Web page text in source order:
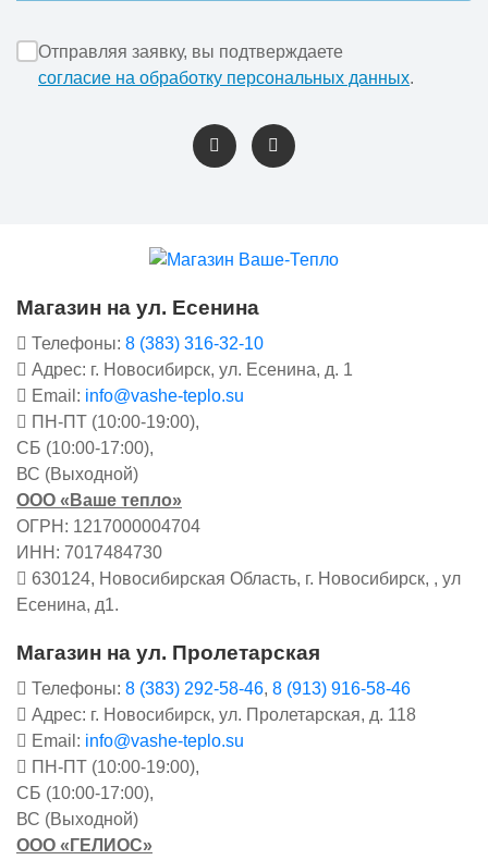
Отправляя заявку, вы подтверждаете
согласие на обработку персональных данных.
Магазин на ул. Есенина
Телефоны: 8 (383) 316-32-10
Адрес: г. Новосибирск, ул. Есенина, д. 1
Email: info@vashe-teplo.su
ПН-ПТ (10:00-19:00),
СБ (10:00-17:00),
ВС (Выходной)
ООО «Ваше тепло»
ОГРН: 1217000004704
ИНН: 7017484730
630124, Новосибирская Область, г. Новосибирск, , ул
Есенина, д1.
Магазин на ул. Пролетарская
Телефоны: 8 (383) 292-58-46, 8 (913) 916-58-46
Адрес: г. Новосибирск, ул. Пролетарская, д. 118
Email: info@vashe-teplo.su
ПН-ПТ (10:00-19:00),
СБ (10:00-17:00),
ВС (Выходной)
ООО «ГЕЛИОС»